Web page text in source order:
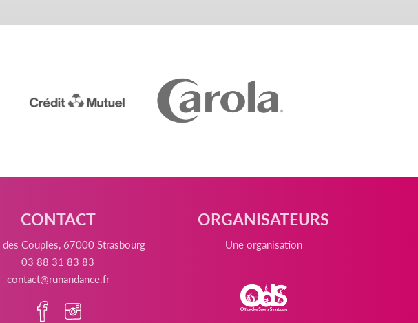
CONTACT
Couples, 67000 Strasbourg
03 88 31 83 83
contact@runandance.fr
ORGANISATEURS
Une organisation